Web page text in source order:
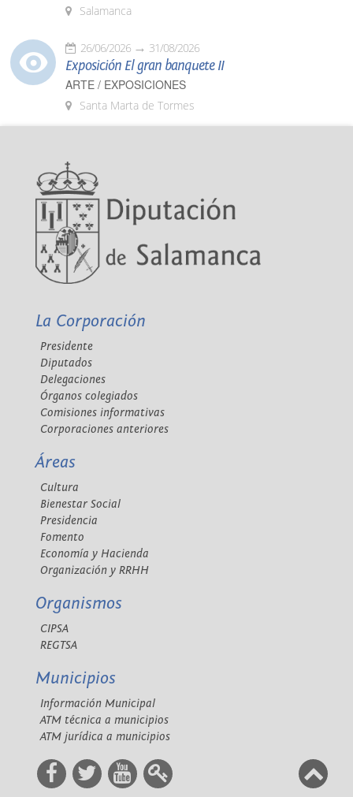
Salamanca
26/06/2026 31/08/2026
Exposición El gran banquete II
ARTE / EXPOSICIONES
Santa Marta de Tormes
La Corporación
Presidente
Diputados
Delegaciones
Órganos colegiados
Comisiones informativas
Corporaciones anteriores
Áreas
Cultura
Bienestar Social
Presidencia
Fomento
Economía y Hacienda
Organización y RRHH
Organismos
CIPSA
REGTSA
Municipios
Información Municipal
ATM técnica a municipios
ATM jurídica a municipios